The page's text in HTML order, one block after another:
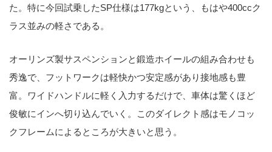
た。特に今回試乗したSP仕様は177kgという、もはや400ccク
ラス並みの軽さである。
オーリンズ製サスペンションと鍛造ホイールの組み合わせも
秀逸で、フットワークは軽快かつ安定感があり接地感も豊
富。ワイドハンドルに軽く入力するだけで、車体は驚くほど
俊敏にインへ切り込んでいく。このダイレクト感はモノコッ
クフレームによるところが大きいと思う。